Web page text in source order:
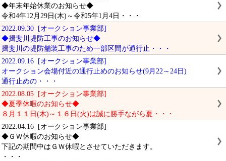
◆年末年始休業のお知らせ◆
令和4年12月29日(木)～令和5年1月4日・・・
2022.09.30 [オークション事業部]
◆揖斐川堤防工事のお知らせ◆
揖斐川の堤防舗装工事のため一部区間が通行止・・・
2022.09.16 [オークション事業部]
オークション会場付近の通行止めのお知らせ(9月22～24日)
通行止めの・・・
2022.08.05 [オークション事業部]
◆夏季休暇のお知らせ◆
８月１１日(木)～１６日(火)は誠に勝手ながら夏・・・
2022.04.16 [オークション事業部]
◆ＧＷ休暇のお知らせ◆
下記の期間中はＧＷ休暇とさせていただきます。
・・・